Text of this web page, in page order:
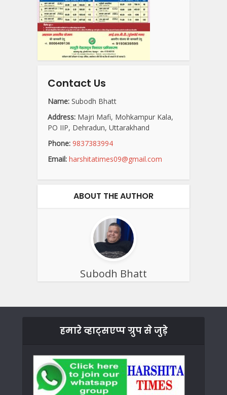
Contact Us
Name: Subodh Bhatt
Address: Majri Mafi, Mohkampur Kala,
PO IIP, Dehradun, Uttarakhand
Phone: 9837383994
Email: harshitatimes09@gmail.com
ABOUT THE AUTHOR
Subodh Bhatt
हमारे व्हाट्सएप्प ग्रुप से जुड़े